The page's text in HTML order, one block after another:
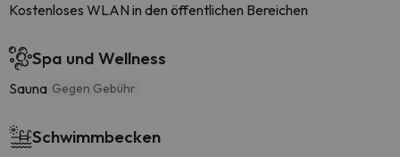
Kostenloses WLAN in den öffentlichen Bereichen
Spa und Wellness
Sauna Gegen Gebühr
Schwimmbecken